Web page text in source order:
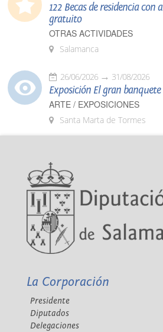
122 Becas de residencia
gratuito
OTRAS ACTIVIDADES
Salamanca
26/06/2026 31/08/2026
Exposición El gran banquete
ARTE / EXPOSICIONES
Santa Marta de Tormes
La Corporación
Presidente
Diputados
Delegaciones